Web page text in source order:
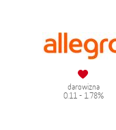
darowizna
0.11 - 1.78%